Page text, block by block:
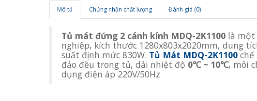
Mô tả Chứng nhận chất lượng Đánh giá (0)
Tủ mát đứng 2 cánh kính MDQ-2K1100 là một
nghiệp, kích thước 1280x803x2020mm, dung
suất định mức 830W. Tủ Mát MDQ-2K1100
đảo đều trong tủ, dải nhiệt độ 0℃ ~ 10℃, môi
dụng điện áp 220V/50Hz